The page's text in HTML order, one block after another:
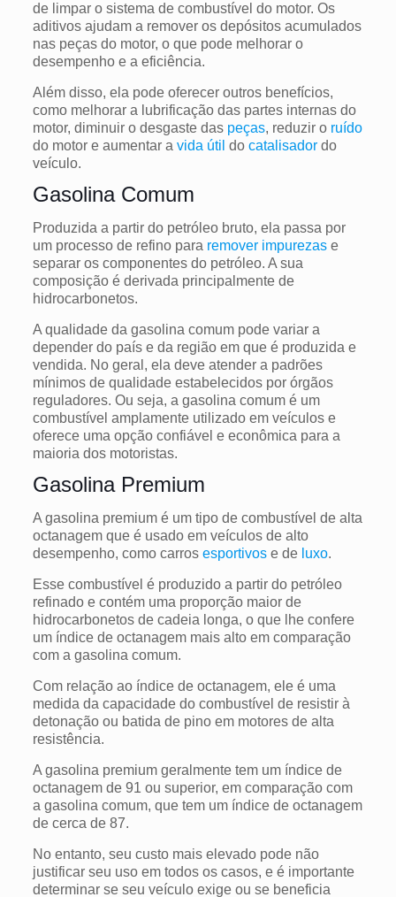
de limpar o sistema de combustível do motor. Os
aditivos ajudam a remover os depósitos acumulados
nas peças do motor, o que pode melhorar o
desempenho e a eficiência.
Além disso, ela pode oferecer outros benefícios,
como melhorar a lubrificação das partes internas do
motor, diminuir o desgaste das peças, reduzir o ruído
do motor e aumentar a vida útil do catalisadordo
veículo.
Gasolina Comum
Produzida a partir do petróleo bruto, ela passa por
um processo de refino para remover impurezase
separar os componentes do petróleo. A sua
composição é derivada principalmente de
hidrocarbonetos.
A qualidade da gasolina comum pode variar a
depender do país e da região em que é produzida e
vendida. No geral, ela deve atender a padrões
mínimos de qualidade estabelecidos por órgãos
reguladores. Ou seja, a gasolina comum é um
combustível amplamente utilizado em veículos e
oferece uma opção confiável e econômica para a
maioria dos motoristas.
Gasolina Premium
A gasolina premium é um tipo de combustível de alta
octanagem que é usado em veículos de alto
desempenho, como carros esportivos e de luxo.
Esse combustível é produzido a partir do petróleo
refinado e contém uma proporção maior de
hidrocarbonetos de cadeia longa, o que lhe confere
um índice de octanagem mais alto em comparação
com a gasolina comum.
Com relação ao índice de octanagem, ele é uma
medida da capacidade do combustível de resistir à
detonação ou batida de pino em motores de alta
resistência.
A gasolina premium geralmente tem um índice de
octanagem de 91 ou superior, em comparação com
a gasolina comum, que tem um índice de octanagem
de cerca de 87.
No entanto, seu custo mais elevado pode não
justificar seu uso em todos os casos, e é importante
determinar se seu veículo exige ou se beneficia